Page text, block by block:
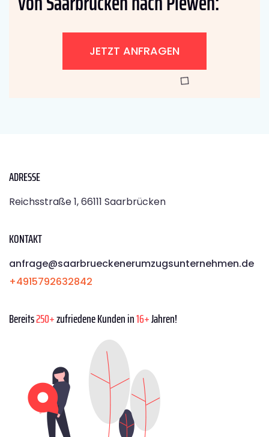
JETZT ANFRAGEN
ADRESSE
Reichsstraße 1, 66111 Saarbrücken
KONTAKT
anfrage@saarbrueckenerumzugsunternehmen.de
+4915792632842
Bereits250+zufriedene Kunden in16+Jahren!